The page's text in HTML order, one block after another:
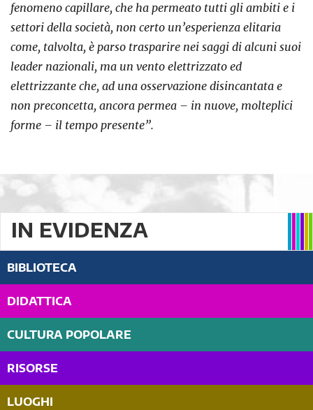
fenomeno capillare, che ha permeato tutti gli ambiti e i
settori della società, non certo un’esperienza elitaria
come, talvolta, è parso trasparire nei saggi di alcuni suoi
leader nazionali, ma un vento elettrizzato ed
elettrizzante che, ad una osservazione disincantata e
non preconcetta, ancora permea – in nuove, molteplici
forme – il tempo presente”.
IN EVIDENZA
BIBLIOTECA
DIDATTICA
CULTURA POPOLARE
RISORSE
LUOGHI